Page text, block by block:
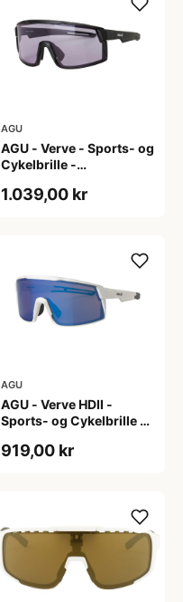
AGU
AGU - Verve - Sports- og
Cykelbrille -
Mat Sort
1.039,00 kr
AGU
AGU - Verve HDII -
Sports- og Cykelbrille -
919,00 kr